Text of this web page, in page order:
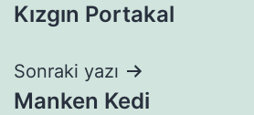
gezinmesi
Kızgın Portakal
Sonraki yazı
Manken Kedi